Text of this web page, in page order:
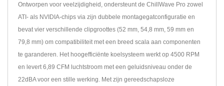
Ontworpen voor veelzijdigheid, ondersteunt de ChillWave Pro zowel
ATI- als NVIDIA-chips via zijn dubbele montagegatconfiguratie en
bevat vier verschillende clipgroottes (52 mm, 54,8 mm, 59 mm en
79,8 mm) om compatibiliteit met een breed scala aan componenten
te garanderen. Het hoogefficiënte koelsysteem werkt op 4500 RPM
en levert 6,89 CFM luchtstroom met een geluidsniveau onder de
22dBA voor een stille werking. Met zijn gereedschapsloze